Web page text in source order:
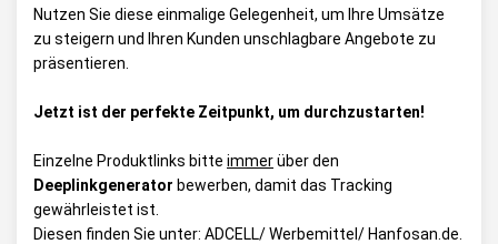
Nutzen Sie diese einmalige Gelegenheit, um Ihre Umsätze
zu steigern und Ihren Kunden unschlagbare Angebote zu
präsentieren.
Jetzt ist der perfekte Zeitpunkt, um durchzustarten!
Einzelne Produktlinks bitte immerüber den
Deeplinkgenerator bewerben, damit das Tracking
gewährleistet ist.
Diesen finden Sie unter: ADCELL/ Werbemittel/ Hanfosan.de